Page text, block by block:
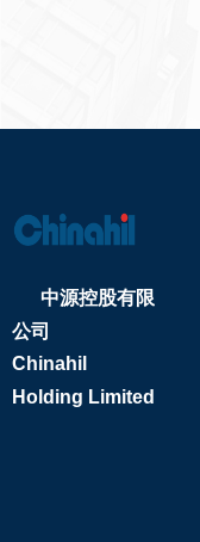
中源控股有限
公司
Chinahil
Holding Limited